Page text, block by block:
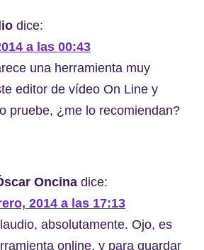
dice:
a las 00:43
una herramienta muy
editor de vídeo On Line y
pruebe, ¿me lo recomiendan?
Oncina dice:
2014 a las 17:13
absolutamente. Ojo, es
online, y para guardar